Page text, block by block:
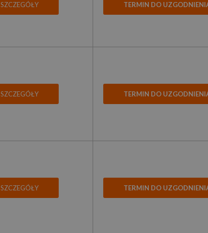
SZCZEGÓŁY TERMIN DO
SZCZEGÓŁY TERMIN DO
SZCZEGÓŁY TERMIN DO